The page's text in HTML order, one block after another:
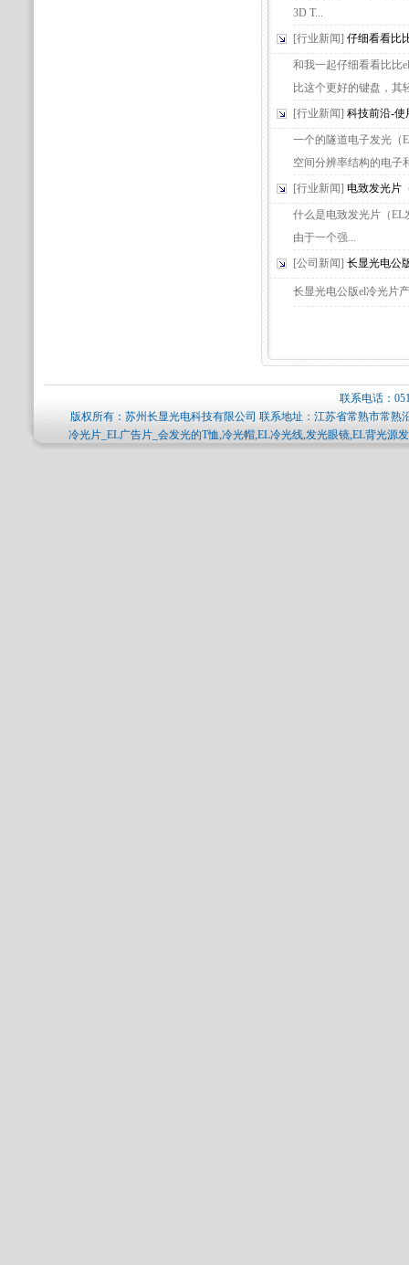
3D T...
[行业新闻] 仔细看看比
和我一起仔细看看比比
比这个更好的键盘，其
[行业新闻] 科技前沿-使
一个的隧道电子发光（
空间分辨率结构的电子
[行业新闻] 电致发光片
什么是电致发光片（EL
由于一个强...
[公司新闻] 长显光电公
长显光电公版el冷光片
联系电话：
版权所有：苏州长显光电科技有限公司 联系地址：江苏省常熟市常
冷光片_EL广告片_会发光的T恤,冷光帽,EL冷光线,发光眼镜,EL背光